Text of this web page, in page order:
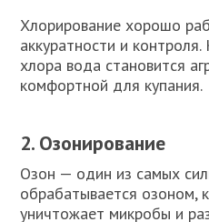
Хлорирование хорошо
аккуратности и
хлора вода становится
комфортной для купания.
2. Озонирование
Озон — один из самых
обрабатывается озоном,
уничтожает микробы и